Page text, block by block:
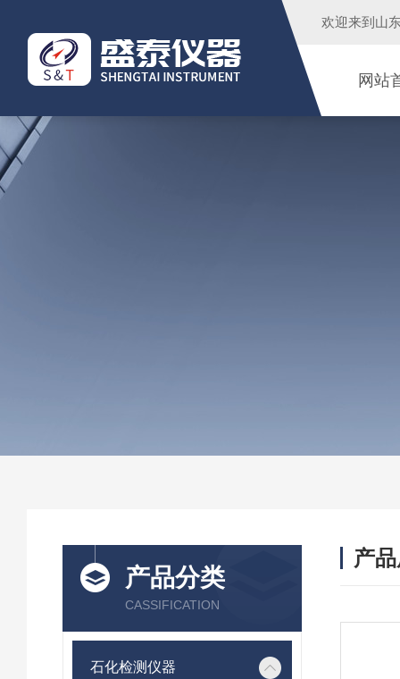
欢迎来到 山
网站
产品分类
CASSIFICATION
石化检测仪器
产